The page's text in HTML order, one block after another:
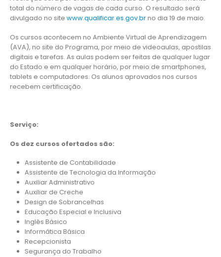
total do número de vagas de cada curso. O resultado será
divulgado no site www.qualificar.es.gov.brno dia 19 de maio.
Os cursos acontecem no Ambiente Virtual de Aprendizagem
(AVA), no site do Programa, por meio de videoaulas, apostilas
digitais e tarefas. As aulas podem ser feitas de qualquer lugar
do Estado e em qualquer horário, por meio de smartphones,
tablets e computadores. Os alunos aprovados nos cursos
recebem certificação.
Serviço:
Os dez cursos ofertados são:
Assistente de Contabilidade
Assistente de Tecnologia da Informação
Auxiliar Administrativo
Auxiliar de Creche
Design de Sobrancelhas
Educação Especial e Inclusiva
Inglês Básico
Informática Básica
Recepcionista
Segurança do Trabalho